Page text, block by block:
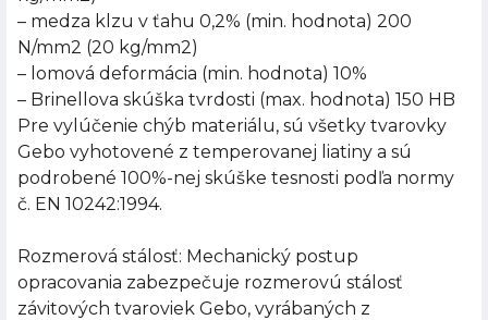
– medza klzu v ťahu 0,2% (min. hodnota) 200
N/mm2 (20 kg/mm2)
– lomová deformácia (min. hodnota) 10%
– Brinellova skúška tvrdosti (max. hodnota) 150 HB
Pre vylúčenie chýb materiálu, sú všetky tvarovky
Gebo vyhotovené z temperovanej liatiny a sú
podrobené 100%-nej skúške tesnosti podľa normy
č. EN 10242:1994.
Rozmerová stálosť: Mechanický postup
opracovania zabezpečuje rozmerovú stálosť
závitových tvaroviek Gebo, vyrábaných z